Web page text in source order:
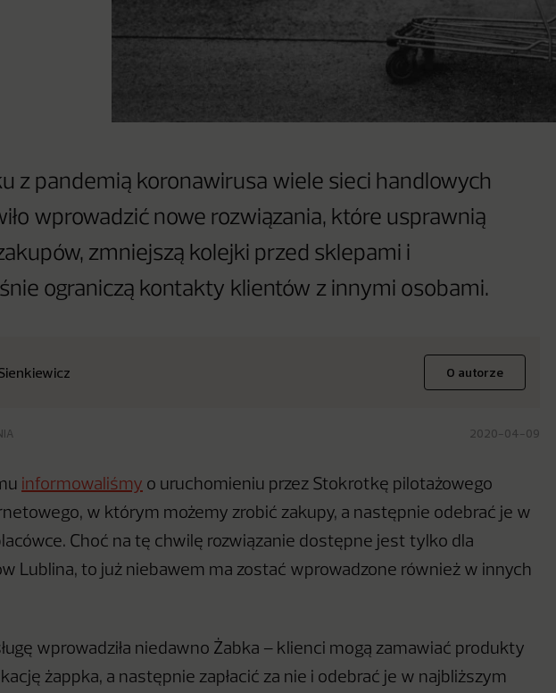
z pandemią koronawirusa wiele sieci handlowych
wprowadzić nowe rozwiązania, które usprawnią
zmniejszą kolejki przed sklepami i
ograniczą kontakty klientów z innymi osobami.
O autorze
2020-04-09
informowaliśmy o uruchomieniu przez Stokrotkę pilotażowego
w którym możemy zrobić zakupy, a następnie odebrać je w
Choć na tę chwilę rozwiązanie dostępne jest tylko dla
Lublina, to już niebawem ma zostać wprowadzone również w innych
wprowadziła niedawno Żabka – klienci mogą zamawiać produkty
żappka, a następnie zapłacić za nie i odebrać je w najbliższym